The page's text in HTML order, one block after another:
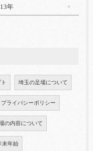
年
埼玉の足場について
プライバシーポリシー
の内容について
末年始